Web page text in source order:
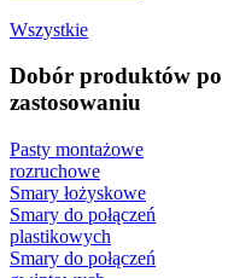
Wszystkie
Dobór produktów po
zastosowaniu
Pasty montażowe
rozruchowe
Smary łożyskowe
Smary do połączeń
plastikowych
Smary do połączeń